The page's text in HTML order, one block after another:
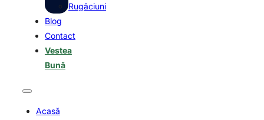
Rugăciuni
Blog
Contact
Vestea
Bună
Acasă